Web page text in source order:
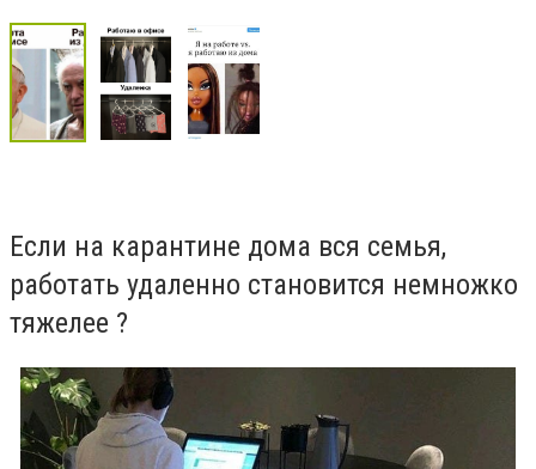
Если на карантине дома вся семья,
работать удаленно становится немножко
тяжелее ?